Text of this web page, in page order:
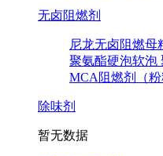
无卤阻燃剂
尼龙无卤阻燃母
聚氨酯硬泡软泡
MCA阻燃剂（
除味剂
暂无数据